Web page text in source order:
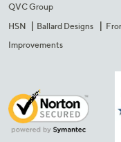
QVC Group
HSN
Ballard Designs
Improvements